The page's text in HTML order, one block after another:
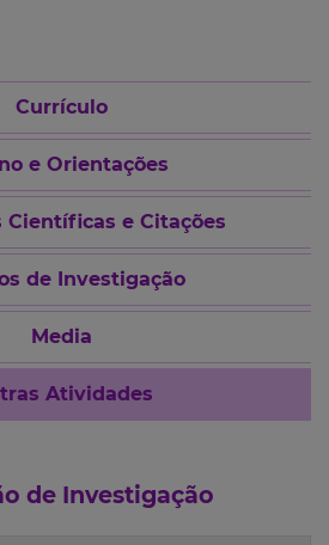
Currículo
e Orientações
Científicas e Citações
de Investigação
Media
Atividades
de Investigação